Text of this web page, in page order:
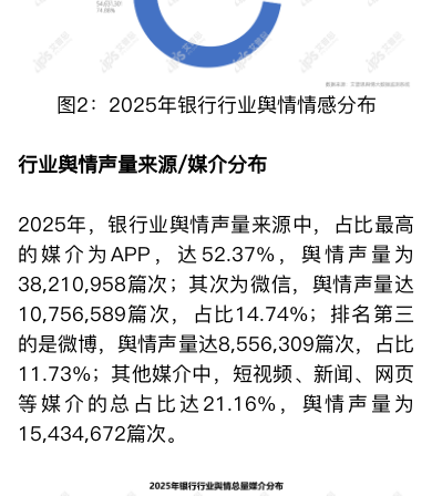
图2：2025年银行行业舆情情感分布
行业舆情声量来源/媒介分布
2025年，银行业舆情声量来源中，占比最高
的媒介为APP，达52.37%，舆情声量为
38,210,958篇次；其次为微信，舆情声量达
10,756,589篇次，占比14.74%；排名第三
的是微博，舆情声量达8,556,309篇次，占比
11.73%；其他媒介中，短视频、新闻、网页
等媒介的总占比达21.16%，舆情声量为
15,434,672篇次。